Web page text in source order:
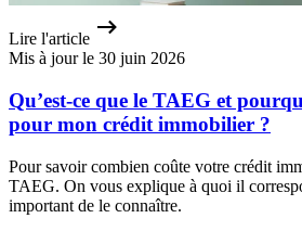
Lire l'article
Mis à jour le 30 juin 2026
Qu’est-ce que le TAEG et
pour mon crédit immobilier ?
Pour savoir combien coûte votre crédit
TAEG. On vous explique à quoi il
important de le connaître.